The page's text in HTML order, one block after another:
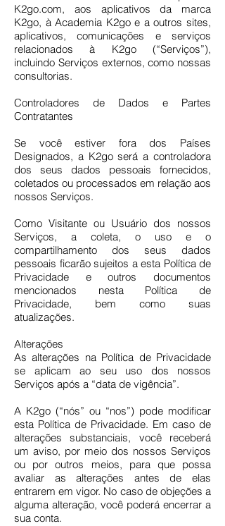
K2go.com, aos aplicativos da marca
K2go, à Academia K2go e a outros sites,
aplicativos, comunicações e serviços
relacionados à K2go (“Serviços”),
incluindo Serviços externos, como nossas
consultorias.
Controladores de Dados e Partes
Contratantes
Se você estiver fora dos Países
Designados, a K2go será a controladora
dos seus dados pessoais fornecidos,
coletados ou processados em relação aos
nossos Serviços.
Como Visitante ou Usuário dos nossos
Serviços, a coleta, o uso e o
compartilhamento dos seus dados
pessoais ficarão sujeitos a esta Política de
Privacidade e outros documentos
mencionados nesta Política de
Privacidade, bem como suas
atualizações.
Alterações
As alterações na Política de Privacidade
se aplicam ao seu uso dos nossos
Serviços após a “data de vigência”.
A K2go (“nós” ou “nos”) pode modificar
esta Política de Privacidade. Em caso de
alterações substanciais, você receberá
um aviso, por meio dos nossos Serviços
ou por outros meios, para que possa
avaliar as alterações antes de elas
entrarem em vigor. No caso de objeções a
alguma alteração, você poderá encerrar a
sua conta.